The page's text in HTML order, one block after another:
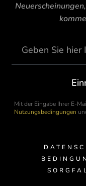
Mit der Eingabe Ihrer E-
Nutzungsbedingungen